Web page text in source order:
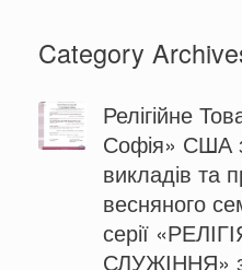
Category
Релігійне
Софія» США
викладів та
весняного
серії
СЛУЖІННЯ»